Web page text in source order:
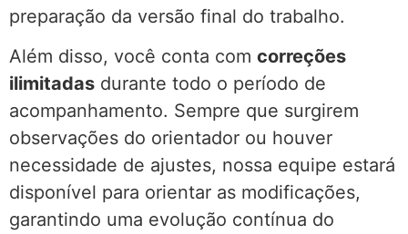
preparação da versão final do trabalho.
Além disso, você conta com correções
ilimitadas durante todo o período de
acompanhamento. Sempre que surgirem
observações do orientador ou houver
necessidade de ajustes, nossa equipe estará
disponível para orientar as modificações,
garantindo uma evolução contínua do